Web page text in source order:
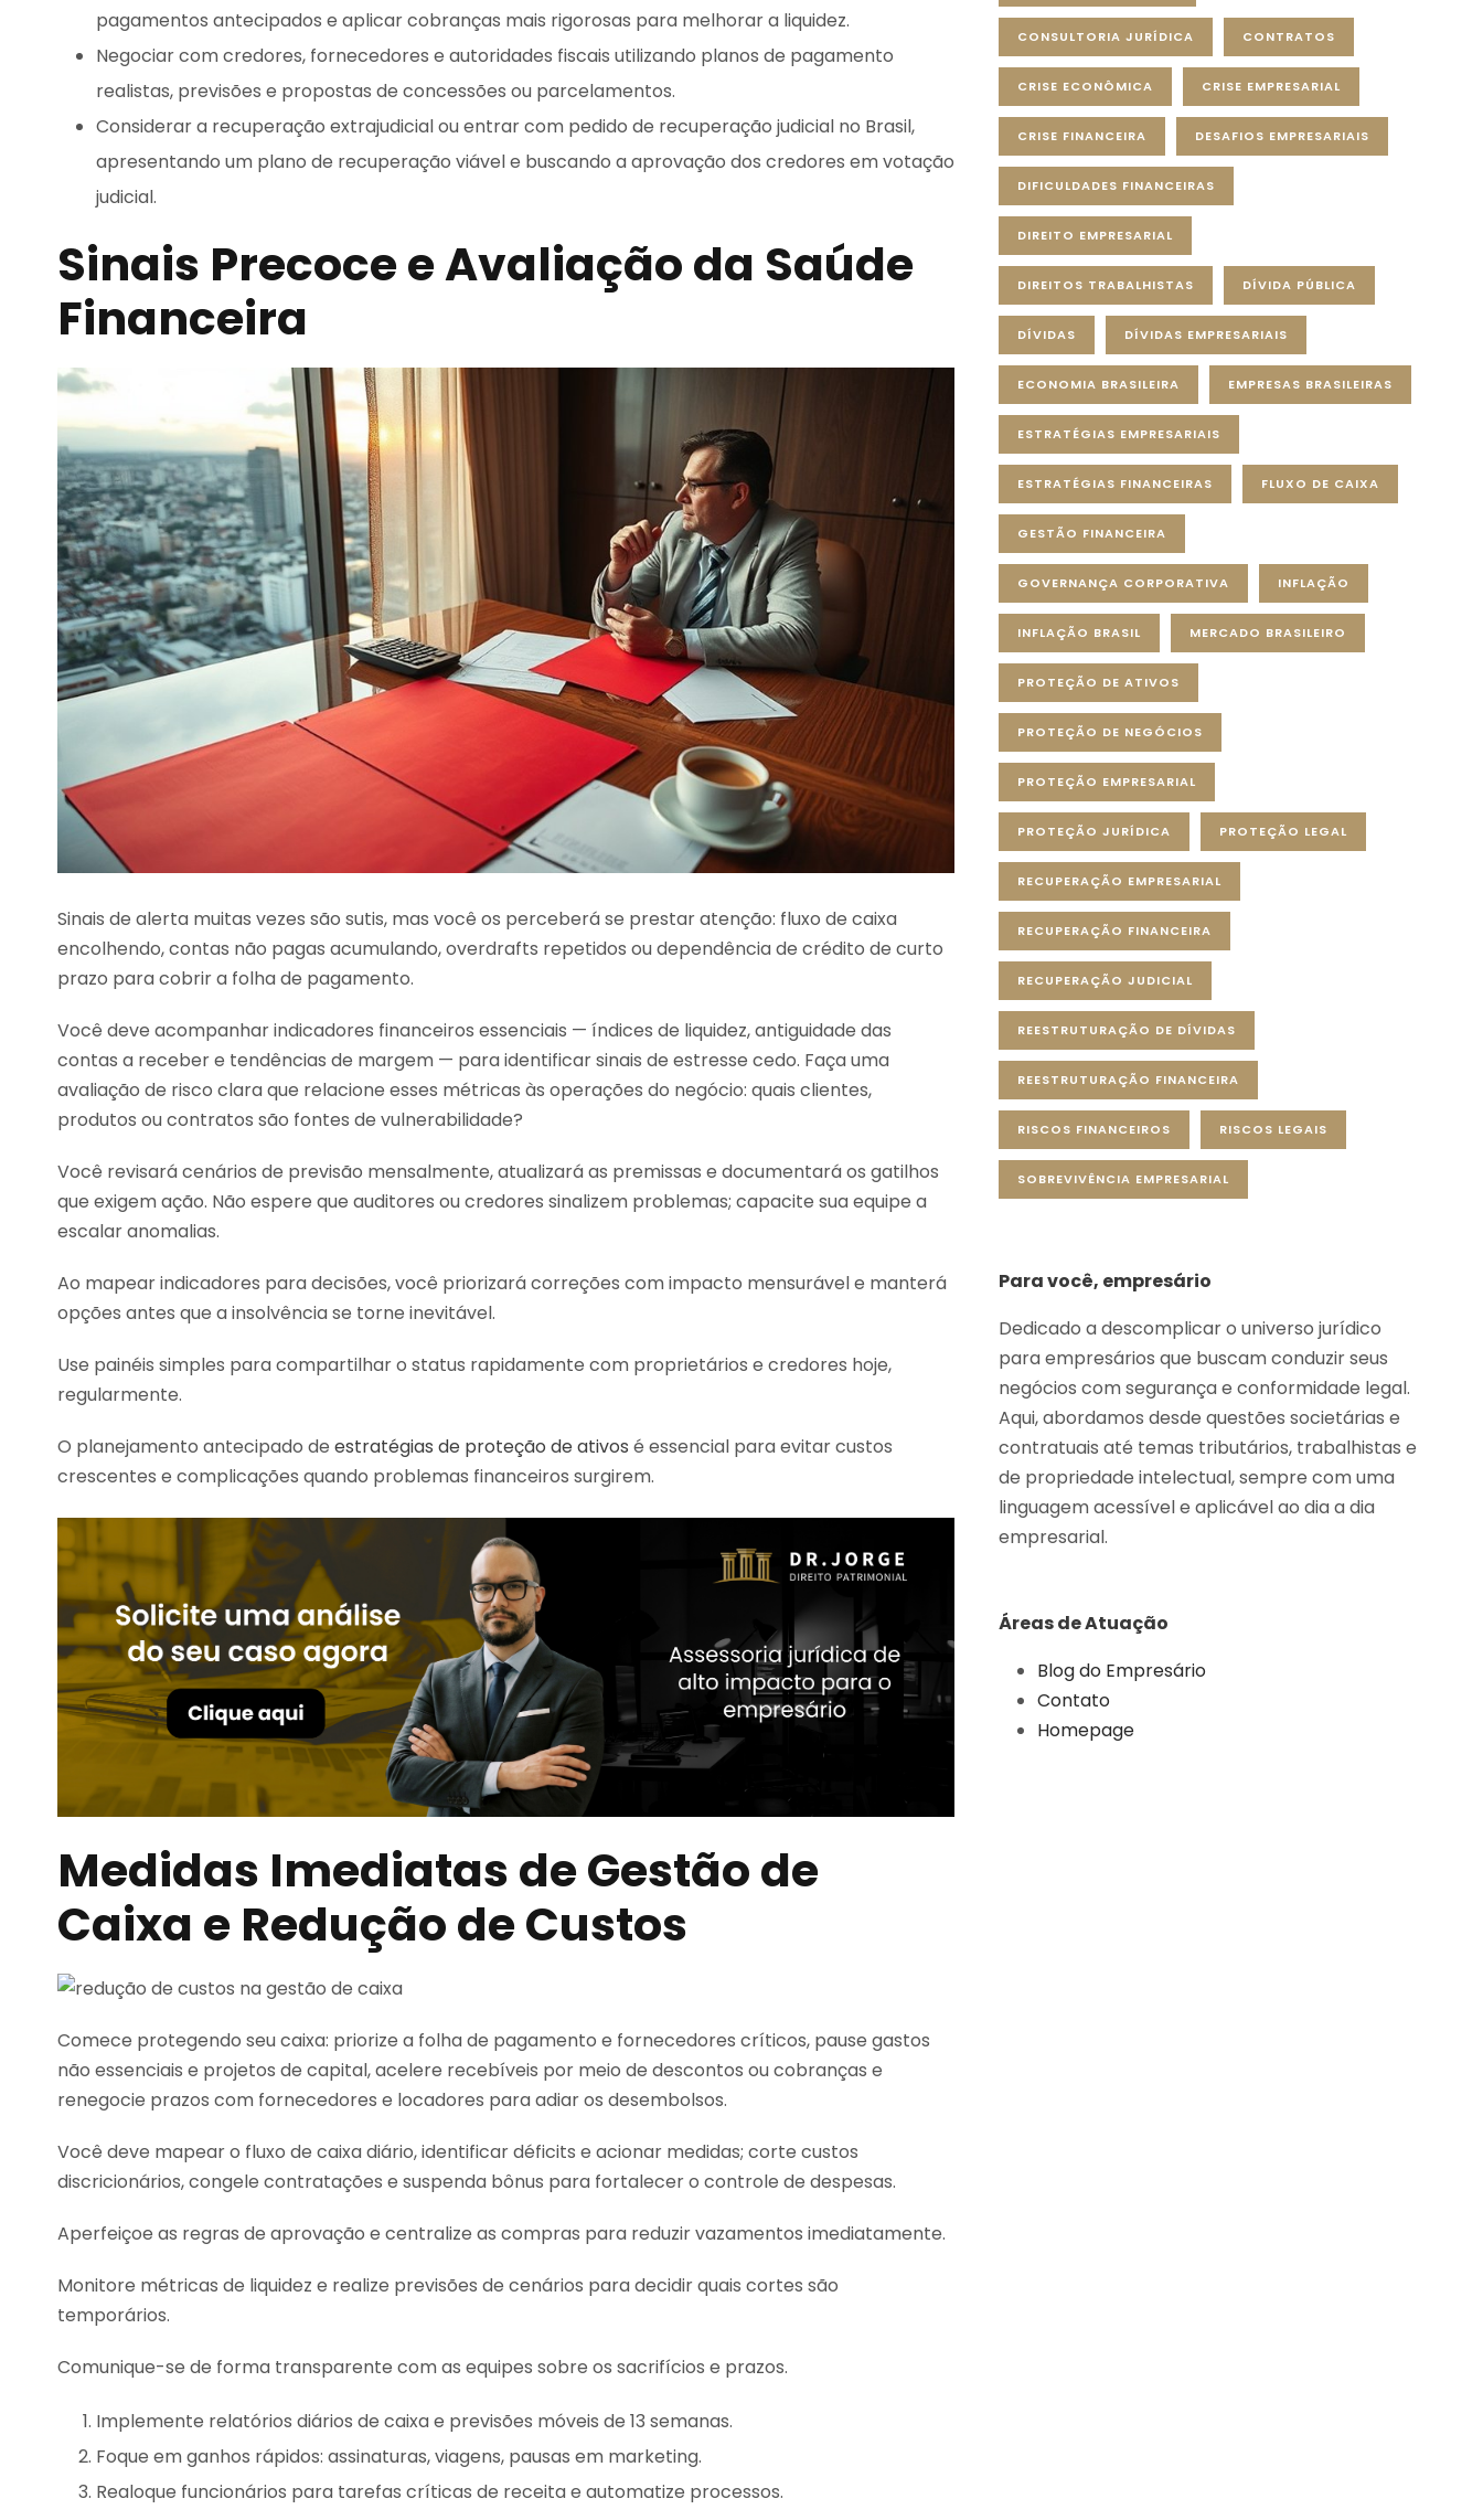
pagamentos antecipados e aplicar cobranças mais rigorosas para melhorar a liquidez.
Negociar com credores, fornecedores e autoridades fiscais utilizando planos de pagamento
realistas, previsões e propostas de concessões ou parcelamentos.
Considerar a recuperação extrajudicial ou entrar com pedido de recuperação judicial no Brasil,
apresentando um plano de recuperação viável e buscando a aprovação dos credores em votação
judicial.
Sinais Precoce e Avaliação da Saúde
Financeira
Sinais de alerta muitas vezes são sutis, mas você os perceberá se prestar atenção: fluxo de caixa
encolhendo, contas não pagas acumulando, overdrafts repetidos ou dependência de crédito de curto
prazo para cobrir a folha de pagamento.
Você deve acompanhar indicadores financeiros essenciais — índices de liquidez, antiguidade das
contas a receber e tendências de margem — para identificar sinais de estresse cedo. Faça uma
avaliação de risco clara que relacione esses métricas às operações do negócio: quais clientes,
produtos ou contratos são fontes de vulnerabilidade?
Você revisará cenários de previsão mensalmente, atualizará as premissas e documentará os gatilhos
que exigem ação. Não espere que auditores ou credores sinalizem problemas; capacite sua equipe a
escalar anomalias.
Ao mapear indicadores para decisões, você priorizará correções com impacto mensurável e manterá
opções antes que a insolvência se torne inevitável.
Use painéis simples para compartilhar o status rapidamente com proprietários e credores hoje,
regularmente.
O planejamento antecipado de estratégias de proteção de ativos é essencial para evitar custos
crescentes e complicações quando problemas financeiros surgirem.
Medidas Imediatas de Gestão de
Caixa e Redução de Custos
Comece protegendo seu caixa: priorize a folha de pagamento e fornecedores críticos, pause gastos
não essenciais e projetos de capital, acelere recebíveis por meio de descontos ou cobranças e
renegocie prazos com fornecedores e locadores para adiar os desembolsos.
Você deve mapear o fluxo de caixa diário, identificar déficits e acionar medidas; corte custos
discricionários, congele contratações e suspenda bônus para fortalecer o controle de despesas.
Aperfeiçoe as regras de aprovação e centralize as compras para reduzir vazamentos imediatamente.
Monitore métricas de liquidez e realize previsões de cenários para decidir quais cortes são
temporários.
Comunique-se de forma transparente com as equipes sobre os sacrifícios e prazos.
Implemente relatórios diários de caixa e previsões móveis de 13 semanas.
Foque em ganhos rápidos: assinaturas, viagens, pausas em marketing.
Realoque funcionários para tarefas críticas de receita e automatize processos.
CONSULTORIA JURÍDICA CONTRATOS
CRISE ECONÔMICA CRISE EMPRESARIAL
CRISE FINANCEIRA DESAFIOS EMPRESARIAIS
DIFICULDADES FINANCEIRAS
DIREITO EMPRESARIAL
DIREITOS TRABALHISTAS DÍVIDA PÚBLICA
DÍVIDAS DÍVIDAS EMPRESARIAIS
ECONOMIA BRASILEIRA EMPRESAS BRASILEIRAS
ESTRATÉGIAS EMPRESARIAIS
ESTRATÉGIAS FINANCEIRAS FLUXO DE CAIXA
GESTÃO FINANCEIRA
GOVERNANÇA CORPORATIVA INFLAÇÃO
INFLAÇÃO BRASIL MERCADO BRASILEIRO
PROTEÇÃO DE ATIVOS
PROTEÇÃO DE NEGÓCIOS
PROTEÇÃO EMPRESARIAL
PROTEÇÃO JURÍDICA PROTEÇÃO LEGAL
RECUPERAÇÃO EMPRESARIAL
RECUPERAÇÃO FINANCEIRA
RECUPERAÇÃO JUDICIAL
REESTRUTURAÇÃO DE DÍVIDAS
REESTRUTURAÇÃO FINANCEIRA
RISCOS FINANCEIROS RISCOS LEGAIS
SOBREVIVÊNCIA EMPRESARIAL
Para você, empresário
Dedicado a descomplicar o universo jurídico
para empresários que buscam conduzir seus
negócios com segurança e conformidade legal.
Aqui, abordamos desde questões societárias e
contratuais até temas tributários, trabalhistas e
de propriedade intelectual, sempre com uma
linguagem acessível e aplicável ao dia a dia
empresarial.
Áreas de Atuação
Blog do Empresário
Contato
Homepage